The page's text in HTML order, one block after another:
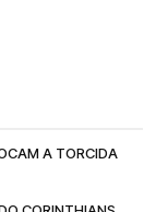
A TORCIDA